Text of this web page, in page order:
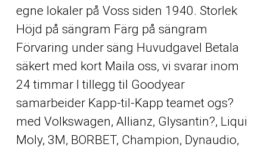
egne lokaler på Voss siden 1940. Storlek
Höjd på sängram Färg på sängram
Förvaring under säng Huvudgavel Betala
säkert med kort Maila oss, vi svarar inom
24 timmar I tillegg til Goodyear
samarbeider Kapp-til-Kapp teamet ogs?
med Volkswagen, Allianz, Glysantin?, Liqui
Moly, 3M, BORBET, Champion, Dynaudio,